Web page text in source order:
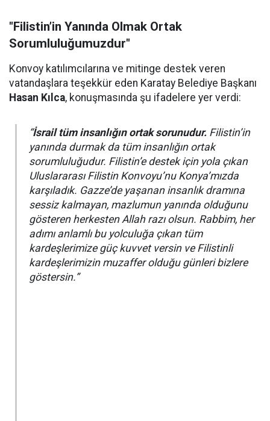
"Filistin’in Yanında Olmak Ortak
Sorumluluğumuzdur"
Konvoy katılımcılarına ve mitinge destek veren
vatandaşlara teşekkür eden Karatay Belediye Başkanı
Hasan Kılca, konuşmasında şu ifadelere yer verdi:
“İsrail tüm insanlığın ortak sorunudur. Filistin’in
yanında durmak da tüm insanlığın ortak
sorumluluğudur. Filistin’e destek için yola çıkan
Uluslararası Filistin Konvoyu’nu Konya’mızda
karşıladık. Gazze’de yaşanan insanlık dramına
sessiz kalmayan, mazlumun yanında olduğunu
gösteren herkesten Allah razı olsun. Rabbim, her
adımı anlamlı bu yolculuğa çıkan tüm
kardeşlerimize güç kuvvet versin ve Filistinli
kardeşlerimizin muzaffer olduğu günleri bizlere
göstersin.”